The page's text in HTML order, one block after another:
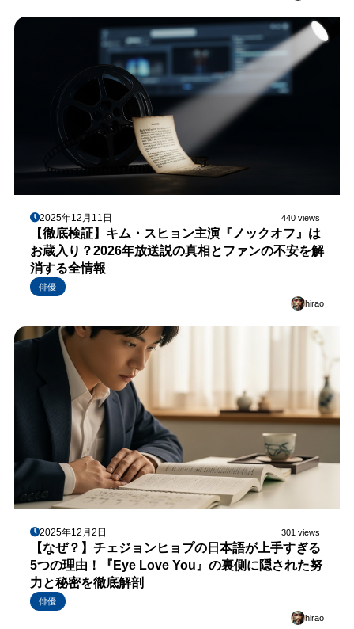
2025年12月11日 440 views
【徹底検証】キム・スヒョン主演『ノックオフ』は
お蔵入り？2026年放送説の真相とファンの不安を解
消する全情報
俳優
hirao
2025年12月2日 301 views
【なぜ？】チェジョンヒョプの日本語が上手すぎる
5つの理由！『Eye Love You』の裏側に隠された努
力と秘密を徹底解剖
俳優
hirao